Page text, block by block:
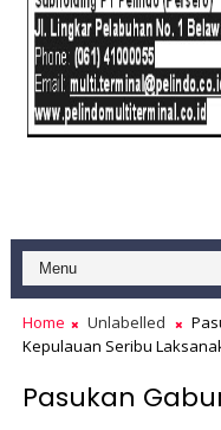
Home Unlabelled
Kepulauan Seribu
Pasukan